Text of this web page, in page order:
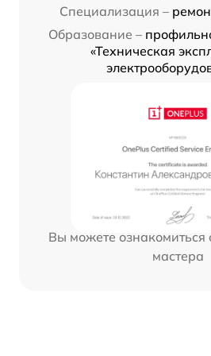
Специализация –
Образование –
«Техническая
Вы можете ознакомиться
мастера